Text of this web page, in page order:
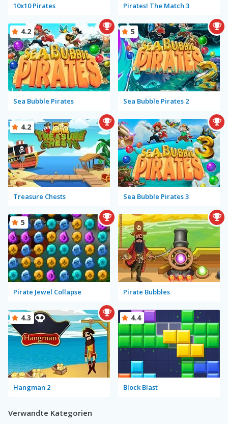
10x10 Pirates Pirates! The Match 3
Sea Bubble Pirates
4.2
Sea Bubble Pirates 2
5
Treasure Chests
4.2
Sea Bubble Pirates 3
Pirate Jewel Collapse
5
Pirate Bubbles
Hangman 2
4.3
Block Blast
4.4
Verwandte Kategorien